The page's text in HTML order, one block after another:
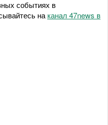
событиях в
на канал 47news в